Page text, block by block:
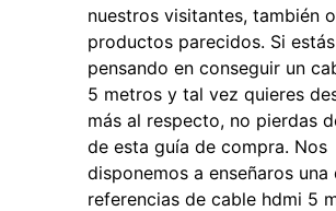
nuestros visitantes, también
productos parecidos. Si estás
pensando en conseguir un
5 metros y tal vez quieres
más al respecto, no pierdas
de esta guía de compra. Nos
disponemos a enseñaros una
referencias de cable hdmi 5